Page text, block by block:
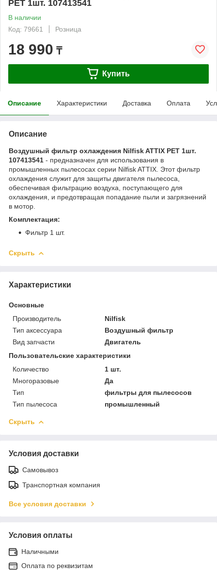
PET 1шт. 107413541
В наличии
Код: 79661
Розница
18 990 ₸
Купить
Описание Характеристики Доставка Оплата
Описание
Воздушный фильтр охлаждения Nilfisk ATTIX PET 1шт.
107413541 - предназначен для использования в
промышленных пылесосах серии Nilfisk ATTIX. Этот фильтр
охлаждения служит для защиты двигателя пылесоса,
обеспечивая фильтрацию воздуха, поступающего для
охлаждения, и предотвращая попадание пыли и загрязнений
в мотор.
Комплектация:
Фильтр 1 шт.
Скрыть
Характеристики
Основные
Производитель
Nilfisk
Тип аксессуара
Воздушный фильтр
Вид запчасти
Двигатель
Пользовательские характеристики
Количество
1 шт.
Многоразовые
Да
Тип
фильтры для пылесосов
Тип пылесоса
промышленный
Скрыть
Условия доставки
Самовывоз
Транспортная компания
Все условия доставки
Условия оплаты
Наличными
Оплата по реквизитам